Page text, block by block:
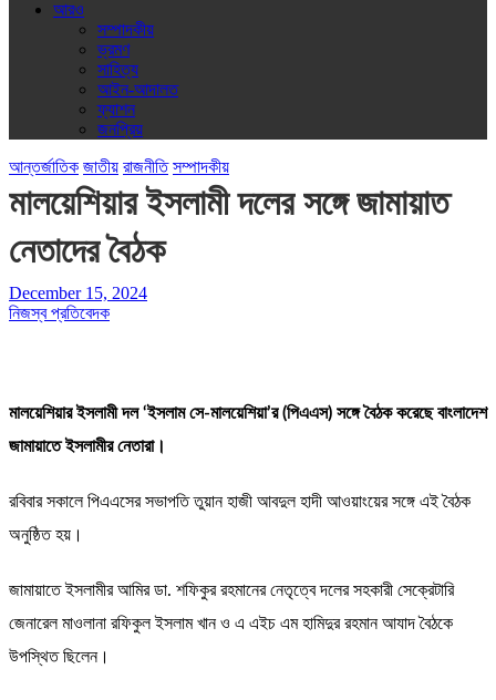
আরও
সম্পাদকীয়
ভ্রমণ
সাহিত্য
আইন-আদালত
ফ্যাশন
জনপ্রিয়
আন্তর্জাতিক জাতীয় রাজনীতি সম্পাদকীয়
মালয়েশিয়ার ইসলামী দলের সঙ্গে জামায়াত
নেতাদের বৈঠক
December 15, 2024
নিজস্ব প্রতিবেদক
মালয়েশিয়ার ইসলামী দল ‘ইসলাম সে-মালয়েশিয়া’র (পিএএস) সঙ্গে বৈঠক করেছে বাংলাদেশ
জামায়াতে ইসলামীর নেতারা।
রবিবার সকালে পিএএসের সভাপতি তুয়ান হাজী আবদুল হাদী আওয়াংয়ের সঙ্গে এই বৈঠক
অনুষ্ঠিত হয়।
জামায়াতে ইসলামীর আমির ডা. শফিকুর রহমানের নেতৃত্বে দলের সহকারী সেক্রেটারি
জেনারেল মাওলানা রফিকুল ইসলাম খান ও এ এইচ এম হামিদুর রহমান আযাদ বৈঠকে
উপস্থিত ছিলেন।